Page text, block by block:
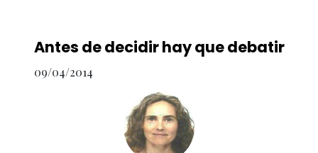
Antes de decidir hay que debatir
09/04/2014